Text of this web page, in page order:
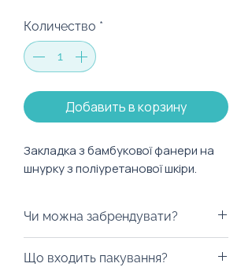
Количество *
Добавить в корзину
Закладка з бамбукової фанери на
шнурку з поліуретанової шкіри.
Чи можна забрендувати?
Що входить пакування?